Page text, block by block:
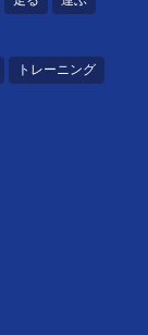
トレーニング